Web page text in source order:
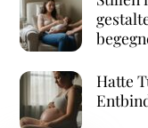
Hatte